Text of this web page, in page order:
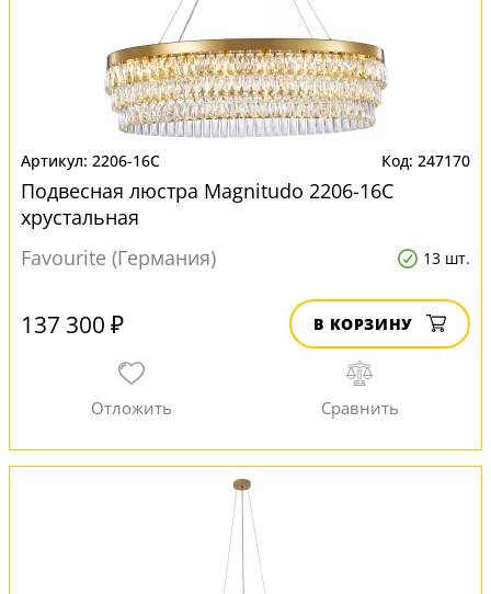
2206-16C 247170
Подвесная люстра Magnitudo 2206-16C
хрустальная
Favourite (Германия)
13 шт.
137 300 ₽ В КОРЗИНУ